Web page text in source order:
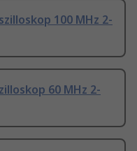
100 MHz 2-
60 MHz 2-